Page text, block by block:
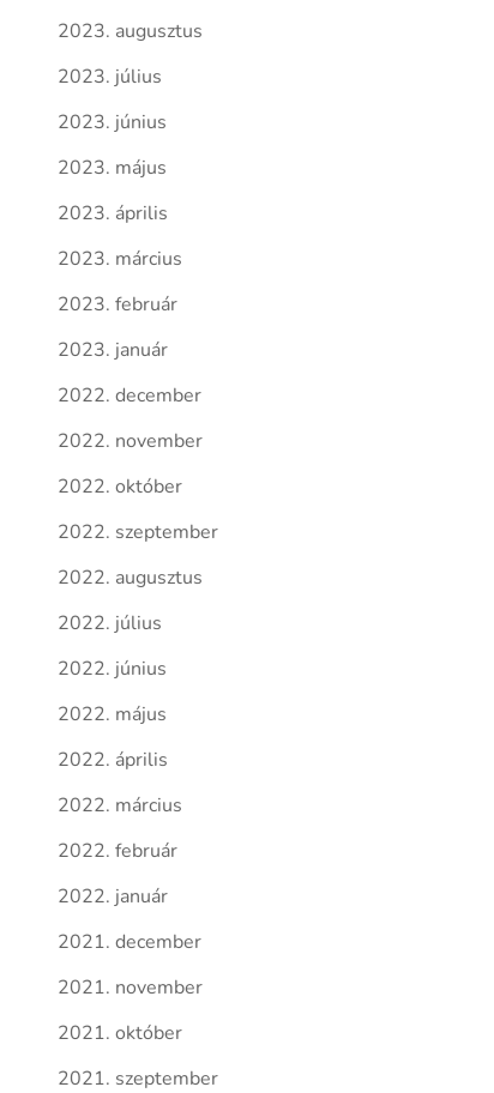
2023. augusztus
2023. július
2023. június
2023. május
2023. április
2023. március
2023. február
2023. január
2022. december
2022. november
2022. október
2022. szeptember
2022. augusztus
2022. július
2022. június
2022. május
2022. április
2022. március
2022. február
2022. január
2021. december
2021. november
2021. október
2021. szeptember